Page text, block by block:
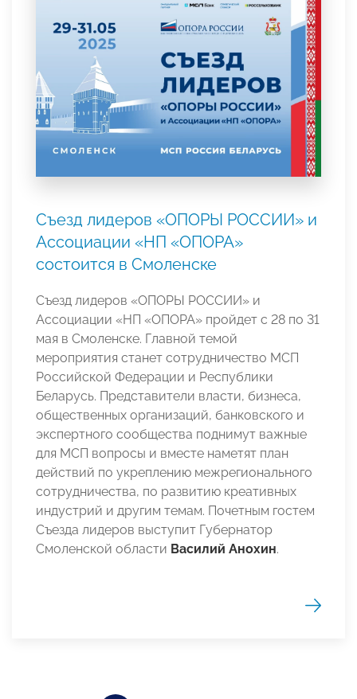
Съезд лидеров «ОПОРЫ РОССИИ» и
Ассоциации «НП «ОПОРА»
состоится в Смоленске
Съезд лидеров «ОПОРЫ РОССИИ» и
Ассоциации «НП «ОПОРА» пройдет с 28 по 31
мая в Смоленске. Главной темой
мероприятия станет сотрудничество МСП
Российской Федерации и Республики
Беларусь. Представители власти, бизнеса,
общественных организаций, банковского и
экспертного сообщества поднимут важные
для МСП вопросы и вместе наметят план
действий по укреплению межрегионального
сотрудничества, по развитию креативных
индустрий и другим темам. Почетным гостем
Съезда лидеров выступит Губернатор
Смоленской области Василий Анохин.